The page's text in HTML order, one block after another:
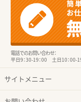
電話でのお問い合わせ：
平日9：30-19：00 土日10：00-
サイトメニュー